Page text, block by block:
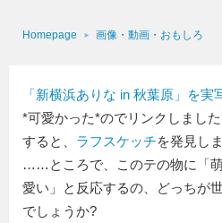
Homepage 画像・動画・おもしろ
「新横浜ありな in 秋葉原」を実
*可愛かった*のでリンクしまし
すると、 ラフスケッチを発見し
……ところで、このテの物に「
愛い」と反応するの、どっちが
でしょうか?